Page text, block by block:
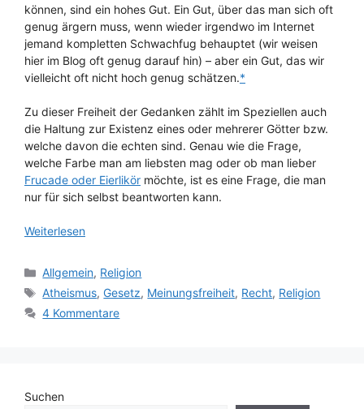
können, sind ein hohes Gut. Ein Gut, über das man sich oft
genug ärgern muss, wenn wieder irgendwo im Internet
jemand kompletten Schwachfug behauptet (wir weisen
hier im Blog oft genug darauf hin) – aber ein Gut, das wir
vielleicht oft nicht hoch genug schätzen.*
Zu dieser Freiheit der Gedanken zählt im Speziellen auch
die Haltung zur Existenz eines oder mehrerer Götter bzw.
welche davon die echten sind. Genau wie die Frage,
welche Farbe man am liebsten mag oder ob man lieber
Frucade oder Eierlikör möchte, ist es eine Frage, die man
nur für sich selbst beantworten kann.
Weiterlesen
Kategorien
Allgemein, Religion
Schlagwörter
Atheismus,Gesetz, Meinungsfreiheit, Recht, Religion
4 Kommentare
Suchen